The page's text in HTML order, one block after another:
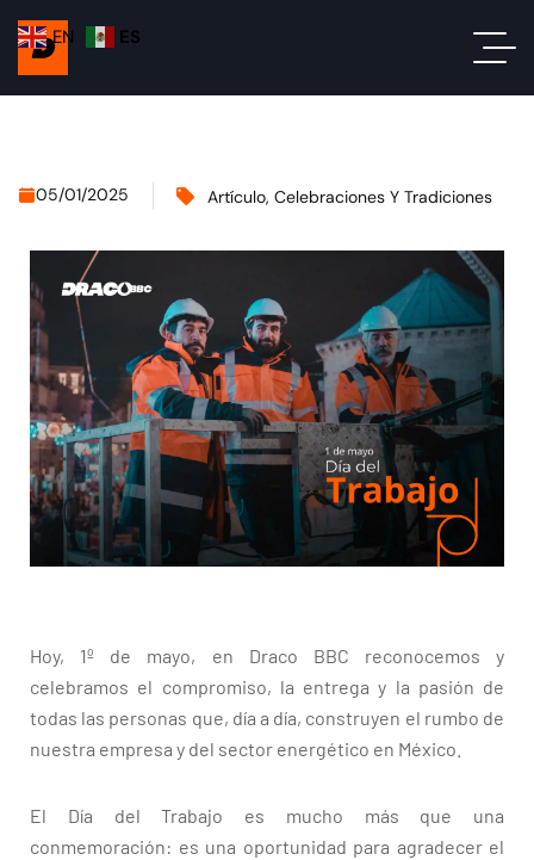
05/01/2025 Artículo, Celebraciones Y Tradiciones
Hoy, 1º de mayo, en Draco BBC reconocemos y
celebramos el compromiso, la entrega y la pasión de
todas las personas que, día a día, construyen el rumbo de
nuestra empresa y del sector energético en México.
El Día del Trabajo es mucho más que una
conmemoración: es una oportunidad para agradecer el
EN ES